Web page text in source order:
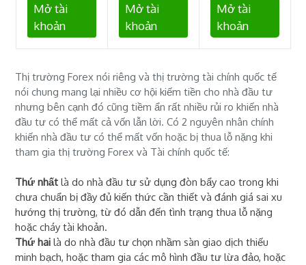
Mở tài
khoản
Mở tài
khoản
Mở tài
khoản
Thị trường Forex nói riêng và thị trường tài chính quốc tế
nói chung mang lại nhiều cơ hội kiếm tiền cho nhà đầu tư
nhưng bên cạnh đó cũng tiềm ẩn rất nhiều rủi ro khiến nhà
đầu tư có thể mất cả vốn lẫn lời. Có 2 nguyên nhân chính
khiến nhà đầu tư có thể mất vốn hoặc bị thua lỗ nặng khi
tham gia thị trường Forex và Tài chính quốc tế:
Thứ nhất là do nhà đầu tư sử dụng đòn bẩy cao trong khi
chưa chuẩn bị đầy đủ kiến thức cần thiết và đánh giá sai xu
hướng thị trường, từ đó dẫn đến tình trạng thua lỗ nặng
hoặc cháy tài khoản.
Thứ hai là do nhà đầu tư chọn nhầm sàn giao dịch thiếu
minh bạch, hoặc tham gia các mô hình đầu tư lừa đảo, hoặc